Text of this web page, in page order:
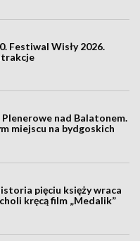
Festiwal Wisły 2026.
nad Balatonem.
miejscu na bydgoskich
pięciu księży wraca
kręcą film „Medalik”